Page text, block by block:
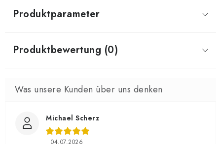
Produktparameter
Produktbewertung (0)
Michael Scherz
04.07.2026